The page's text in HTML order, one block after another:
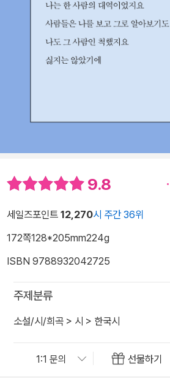
9.8
세일즈포인트 12,270시 주간 36위
172쪽128*205mm224g
ISBN 9788932042725
주제분류
소설/시/희곡 > 시 > 한국시
선물하기